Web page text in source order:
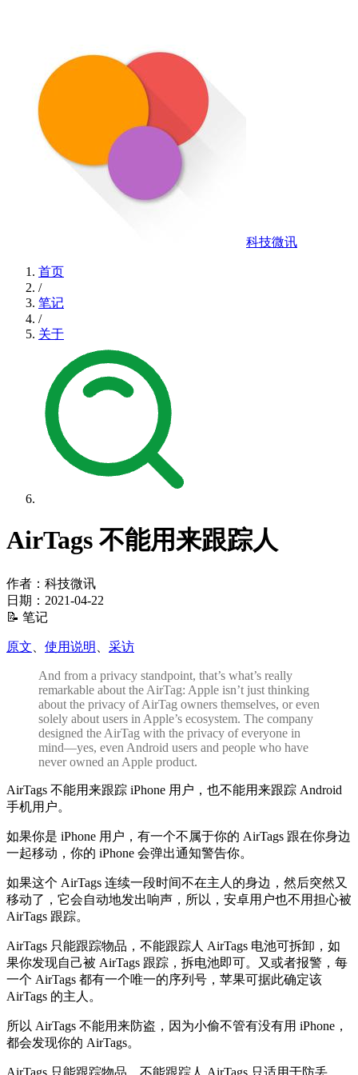
科技微讯
首页
/
笔记
/
关于
AirTags 不能用来跟踪人
作者：科技微讯
日期： 2021-04-22
📝 笔记
原文 使用说明 采访
And from a privacy standpoint, that’s what’s really
remarkable about the AirTag: Apple isn’t just thinking
about the privacy of AirTag owners themselves, or even
solely about users in Apple’s ecosystem. The company
designed the AirTag with the privacy of everyone in
mind—yes, even Android users and people who have
never owned an Apple product.
AirTags 不能用来跟踪 iPhone 用户，也不能用来跟踪 Android
手机用户。
如果你是 iPhone 用户，有一个不属于你的 AirTags 跟在你身边
一起移动，你的 iPhone 会弹出通知警告你。
如果这个 AirTags 连续一段时间不在主人的身边，然后突然又
移动了，它会自动地发出响声，所以，安卓用户也不用担心被
AirTags 跟踪。
AirTags 只能跟踪物品，不能跟踪人 AirTags 电池可拆卸，如
果你发现自己被 AirTags 跟踪，拆电池即可。又或者报警，每
一个 AirTags 都有一个唯一的序列号，苹果可据此确定该
AirTags 的主人。
所以 AirTags 不能用来防盗，因为小偷不管有没有用 iPhone，
都会发现你的 AirTags。
AirTags 只能跟踪物品，不能跟踪人 AirTags 只适用于防丢，